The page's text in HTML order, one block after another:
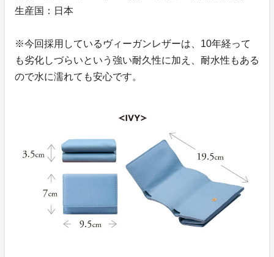
生産国：日本
※今回採用しているヴィーガンレザーは、10年経って
も劣化しづらいという強い耐久性に加え、耐水性もある
ので水に濡れても安心です。